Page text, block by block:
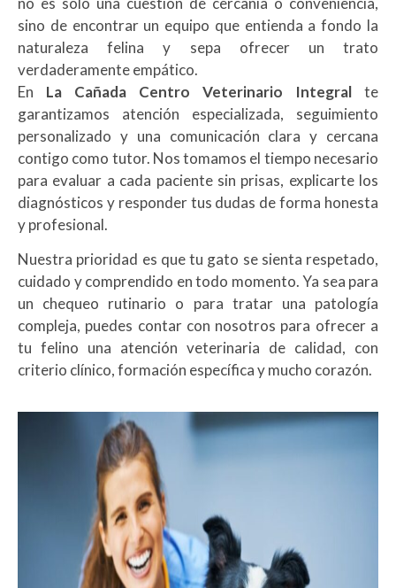
sino de encontrar un equipo que entienda a fondo la
naturaleza felina y sepa ofrecer un trato
verdaderamente empático.
En La Cañada Centro Veterinario Integral te
garantizamos atención especializada, seguimiento
personalizado y una comunicación clara y cercana
contigo como tutor. Nos tomamos el tiempo necesario
para evaluar a cada paciente sin prisas, explicarte los
diagnósticos y responder tus dudas de forma honesta
y profesional.
Nuestra prioridad es que tu gato se sienta respetado,
cuidado y comprendido en todo momento. Ya sea para
un chequeo rutinario o para tratar una patología
compleja, puedes contar con nosotros para ofrecer a
tu felino una atención veterinaria de calidad, con
criterio clínico, formación específica y mucho corazón.